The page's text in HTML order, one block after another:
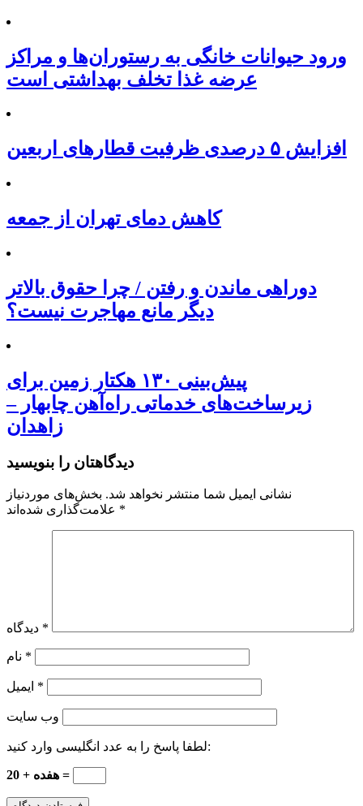
ورود حیوانات خانگی به رستوران‌ها و مراکز
عرضه غذا تخلف بهداشتی است
افزایش ۵ درصدی ظرفیت قطارهای اربعین
کاهش دمای تهران از جمعه
دوراهی ماندن و رفتن / چرا حقوق بالاتر
دیگر مانع مهاجرت نیست؟
پیش‌بینی ۱۳۰ هکتار زمین برای
زیرساخت‌های خدماتی راه‌آهن چابهار –
زاهدان
دیدگاهتان را بنویسید
نشانی ایمیل شما منتشر نخواهد شد. بخش‌های موردنیاز
*
*
*
*
وب‌ سایت
لطفا پاسخ را به عدد انگلیسی وارد کنید:
هفده + 20 =